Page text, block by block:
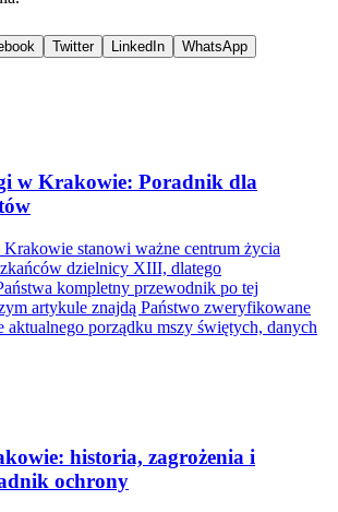
Twitter LinkedIn WhatsApp
w Krakowie: Poradnik dla
stanowi ważne centrum życia
dzielnicy XIII, dlatego
kompletny przewodnik po tej
artykule znajdą Państwo zweryfikowane
aktualnego porządku mszy świętych, danych
historia, zagrożenia i
ochrony